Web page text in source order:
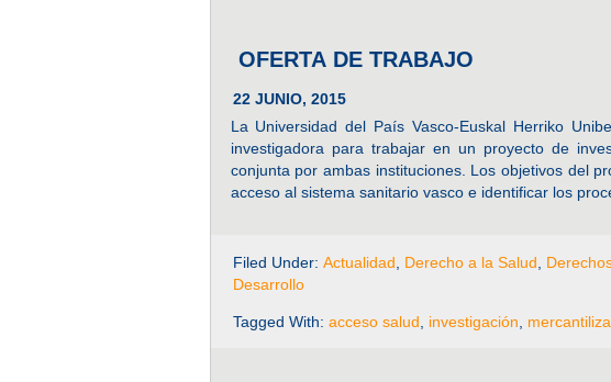
OFERTA DE TRABAJO
22 JUNIO, 2015
La Universidad del País Vasco-Euskal Herriko
investigadora para trabajar en un proyecto de
conjunta por ambas instituciones. Los objetivos del
acceso al sistema sanitario vasco e identificar los
Filed Under: Actualidad Derecho a la Salud
Desarrollo
Tagged With: acceso salud investigación